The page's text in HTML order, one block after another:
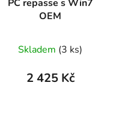
PC repasse s Win7
OEM
Skladem (3 ks)
2 425 Kč